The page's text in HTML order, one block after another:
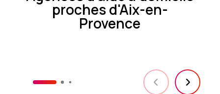
proches d'Aix-en-
Provence